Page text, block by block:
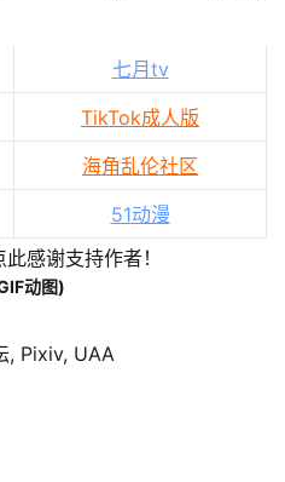
七月tv
TikTok成人版
海角乱伦社区
51动漫
动图)
, Pixiv, UAA